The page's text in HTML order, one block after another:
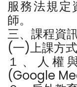
服務法規定
師。
三、課程資
(一)上課方式
１、人權
(Google